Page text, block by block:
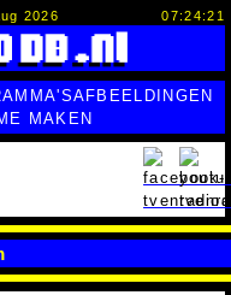
2026 07:24:22
AFBEELDINGEN
MAKEN